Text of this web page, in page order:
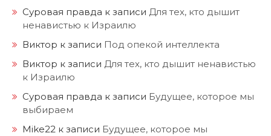
Суровая правда к записи Для тех, кто дышит
ненавистью к Израилю
Виктор к записи Под опекой интеллекта
Виктор к записи Для тех, кто дышит ненавистью
к Израилю
Суровая правда к записи Будущее, которое мы
выбираем
Mike22 к записи Будущее, которое мы